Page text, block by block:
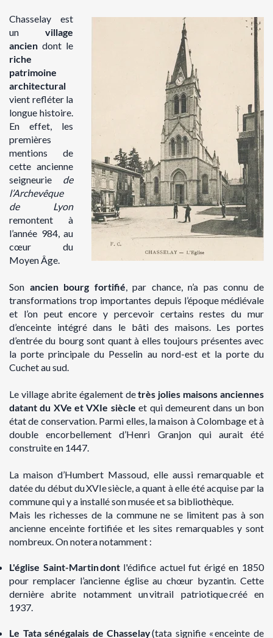
Chasselay est
un village
ancien dont le
riche
patrimoine
architectural
vient refléter la
longue histoire.
En effet, les
premières
mentions de
cette ancienne
seigneurie de
l’Archevêque
de Lyon
remontent à
l’année 984, au
cœur du
Moyen Âge.
Son ancien bourg fortifié, par chance, n’a pas connu de
transformations trop importantes depuis l’époque médiévale
et l’on peut encore y percevoir certains restes du mur
d’enceinte intégré dans le bâti des maisons. Les portes
d’entrée du bourg sont quant à elles toujours présentes avec
la porte principale du Pesselin au nord-est et la porte du
Cuchet au sud.
Le village abrite également detrès jolies maisons anciennes
datant du XVe et VXIe siècleet qui demeurent dans un bon
état de conservation. Parmi elles, la maison à Colombage et à
double encorbellement d’Henri Granjon qui aurait été
construite en 1447.
La maison d’Humbert Massoud, elle aussi remarquable et
datée du début du XVIe siècle, a quant à elle été acquise par la
commune qui y a installé son musée et sa bibliothèque.
Mais les richesses de la commune ne se limitent pas à son
ancienne enceinte fortifiée et les sites remarquables y sont
nombreux. On notera notamment :
L'église Saint-Martin dont l'édifice actuel fut érigé en 1850
pour remplacer l’ancienne église au chœur byzantin. Cette
dernière abrite notamment un vitrail patriotique créé en
1937.
Le Tata sénégalais de Chasselay(tata signifie « enceinte de